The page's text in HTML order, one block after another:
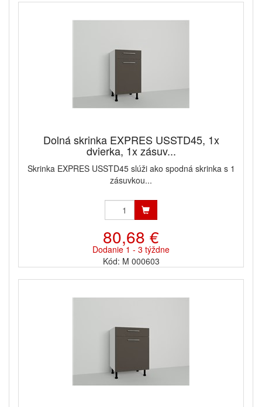
Dolná skrinka EXPRES USSTD45, 1x
dvierka, 1x zásuv...
Skrinka EXPRES USSTD45 slúži ako spodná skrinka s 1
zásuvkou...
80,68 €
Dodanie 1 - 3 týždne
Kód: M 000603